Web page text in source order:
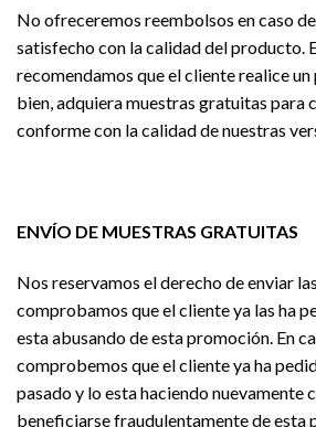
No ofreceremos reembolsos en caso
satisfecho con la calidad del producto.
recomendamos que el cliente realice
bien, adquiera muestras gratuitas para
conforme con la calidad de nuestras
ENVÍO DE MUESTRAS GRATUITAS
Nos reservamos el derecho de enviar
comprobamos que el cliente ya las ha
esta abusando de esta promoción. En
comprobemos que el cliente ya ha
pasado y lo esta haciendo nuevamente
beneficiarse fraudulentamente de esta